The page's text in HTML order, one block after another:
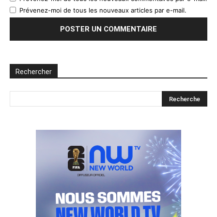
Prévenez-moi de tous les nouveaux articles par e-mail.
Rechercher